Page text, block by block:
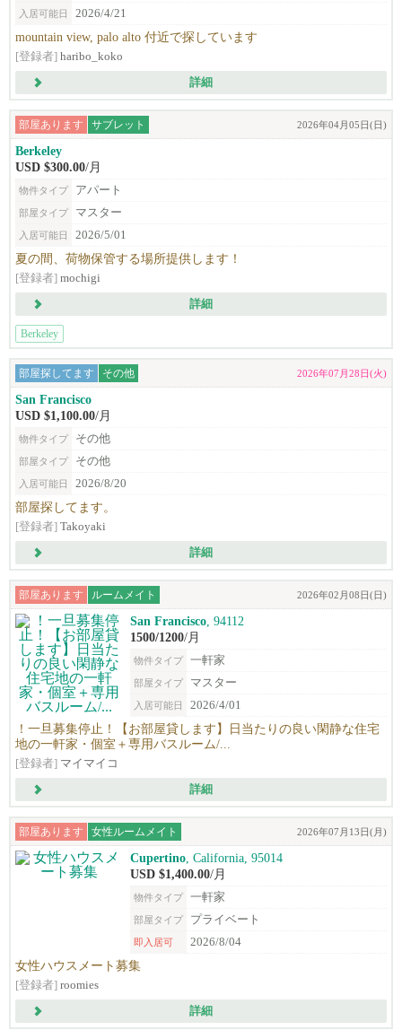
入居可能日 2026/4/21
mountain view, palo alto 付近で探しています
[登録者] haribo_koko
詳細
部屋あります サブレット 2026年04月05日(日)
Berkeley
USD $300.00/月
物件タイプ アパート
部屋タイプ マスター
入居可能日 2026/5/01
夏の間、荷物保管する場所提供します！
[登録者] mochigi
詳細
Berkeley
部屋探してます その他 2026年07月28日(火)
San Francisco
USD $1,100.00/月
物件タイプ その他
部屋タイプ その他
入居可能日 2026/8/20
部屋探してます。
[登録者] Takoyaki
詳細
部屋あります ルームメイト 2026年02月08日(日)
San Francisco , 94112
1500/1200/月
物件タイプ 一軒家
部屋タイプ マスター
入居可能日 2026/4/01
！一旦募集停止！【お部屋貸します】日当たりの良い閑静な住宅
地の一軒家・個室＋専用バスルーム/...
[登録者] マイマイコ
詳細
部屋あります 女性ルームメイト 2026年07月13日(月)
Cupertino , California, 95014
USD $1,400.00/月
物件タイプ 一軒家
部屋タイプ プライベート
即入居可 2026/8/04
女性ハウスメート募集
[登録者] roomies
詳細